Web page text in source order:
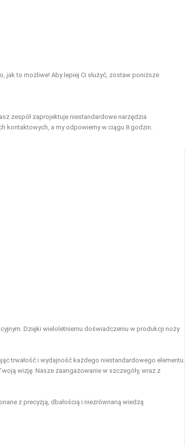
jak to możliwe! Aby lepiej Ci służyć, zostaw poniższe
zespół zaprojektuje niestandardowe narzędzia
kontaktowych, a my odpowiemy w ciągu 8 godzin.
Dzięki wieloletniemu doświadczeniu w produkcji noży
trwałość i wydajność każdego niestandardowego elementu.
wizję. Nasze zaangażowanie w szczegóły, wraz z
z precyzją, dbałością i niezrównaną wiedzą